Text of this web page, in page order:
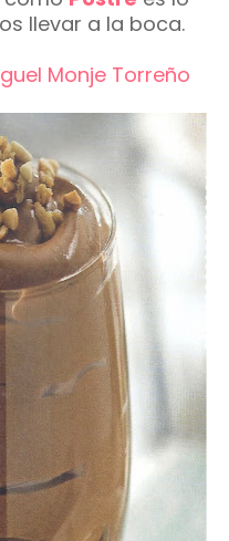
llevar a la boca.
Monje Torreño